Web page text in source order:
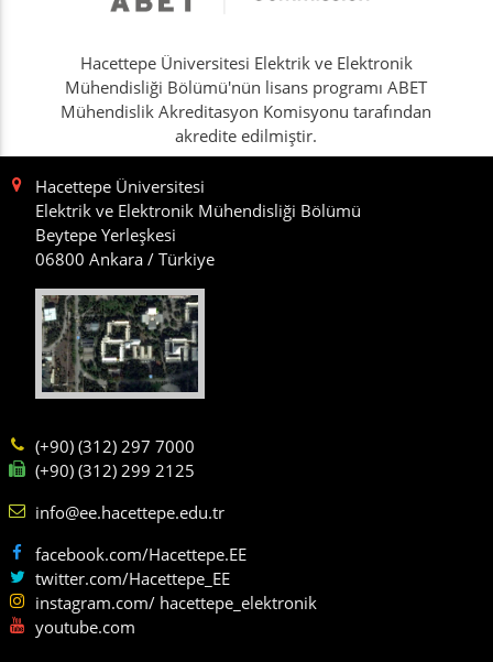
Hacettepe Üniversitesi Elektrik ve Elektronik
Mühendisliği Bölümü'nün lisans programı ABET
Mühendislik Akreditasyon Komisyonu tarafından
akredite edilmiştir.
Hacettepe Üniversitesi
Elektrik ve Elektronik Mühendisliği Bölümü
Beytepe Yerleşkesi
06800 Ankara / Türkiye
(+90) (312) 297 7000
(+90) (312) 299 2125
info@ee.hacettepe.edu.tr
facebook.com/Hacettepe.EE
twitter.com/Hacettepe_EE
instagram.com/ hacettepe_elektronik
youtube.com